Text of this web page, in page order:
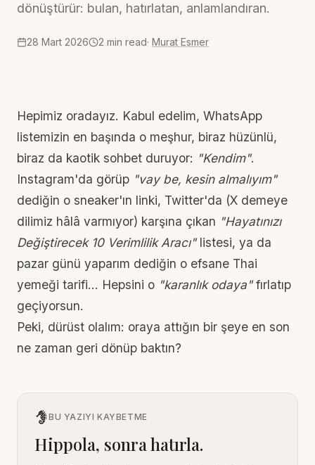
dönüştürür: bulan, hatırlatan, anlamlandıran.
28 Mart 2026 2 min read· Murat Esmer
Hepimiz oradayız. Kabul edelim, WhatsApp
listemizin en başında o meşhur, biraz hüzünlü,
biraz da kaotik sohbet duruyor: "Kendim".
Instagram'da görüp "vay be, kesin almalıyım"
dediğin o sneaker'ın linki, Twitter'da (X demeye
dilimiz hâlâ varmıyor) karşına çıkan "Hayatınızı
Değiştirecek 10 Verimlilik Aracı"listesi, ya da
pazar günü yaparım dediğin o efsane Thai
yemeği tarifi... Hepsini o "karanlık odaya"fırlatıp
geçiyorsun.
Peki, dürüst olalım: oraya attığın bir şeye en son
ne zaman geri dönüp baktın?
BU YAZIYI KAYBETME
Hippola, sonra hatırla.